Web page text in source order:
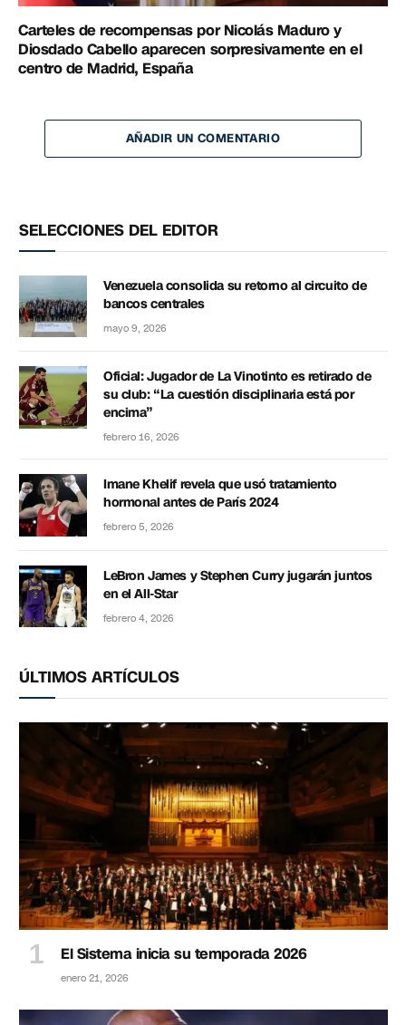
Carteles de recompensas por Nicolás Maduro y
Diosdado Cabello aparecen sorpresivamente en el
centro de Madrid, España
AÑADIR UN COMENTARIO
SELECCIONES DEL EDITOR
Venezuela consolida su retorno al circuito de
bancos centrales
mayo 9, 2026
Oficial: Jugador de La Vinotinto es retirado de
su club: “La cuestión disciplinaria está por
encima”
febrero 16, 2026
Imane Khelif revela que usó tratamiento
hormonal antes de París 2024
febrero 5, 2026
LeBron James y Stephen Curry jugarán juntos
en el All-Star
febrero 4, 2026
ÚLTIMOS ARTÍCULOS
El Sistema inicia su temporada 2026
enero 21, 2026